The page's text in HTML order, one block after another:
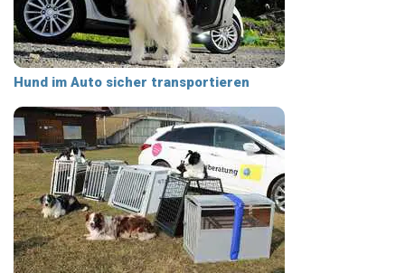
Hund im Auto sicher transportieren